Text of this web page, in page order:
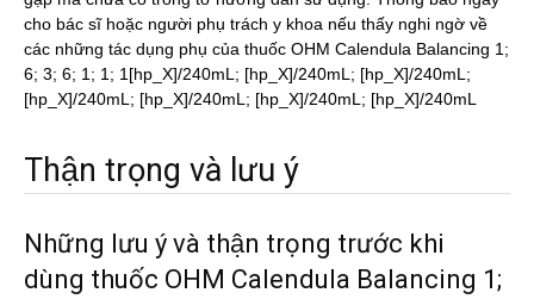
cho bác sĩ hoặc người phụ trách y khoa nếu thấy nghi ngờ về
các những tác dụng phụ của thuốc OHM Calendula Balancing 1;
6; 3; 6; 1; 1; 1[hp_X]/240mL; [hp_X]/240mL; [hp_X]/240mL;
[hp_X]/240mL; [hp_X]/240mL; [hp_X]/240mL; [hp_X]/240mL
Thận trọng và lưu ý
Những lưu ý và thận trọng trước khi
dùng thuốc OHM Calendula Balancing 1;